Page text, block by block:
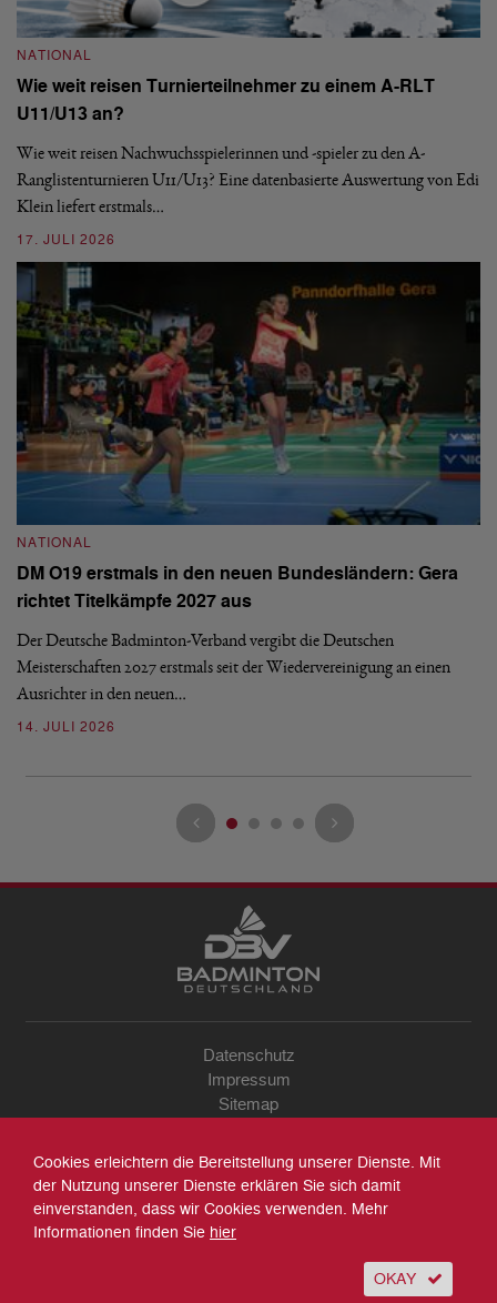
NATIONAL
Wie weit reisen Turnierteilnehmer zu einem A-RLT
U11/U13 an?
Wie weit reisen Nachwuchsspielerinnen und -spieler zu den A-
Ranglistenturnieren U11/U13? Eine datenbasierte Auswertung von Edi
Klein liefert erstmals…
17. JULI 2026
NATIONAL
DM O19 erstmals in den neuen Bundesländern: Gera
richtet Titelkämpfe 2027 aus
Der Deutsche Badminton-Verband vergibt die Deutschen
Meisterschaften 2027 erstmals seit der Wiedervereinigung an einen
Ausrichter in den neuen…
14. JULI 2026
Datenschutz
Impressum
Sitemap
Archiv
Suche
Cookies erleichtern die Bereitstellung unserer Dienste. Mit
der Nutzung unserer Dienste erklären Sie sich damit
einverstanden, dass wir Cookies verwenden. Mehr
Informationen finden Sie hier
OKAY